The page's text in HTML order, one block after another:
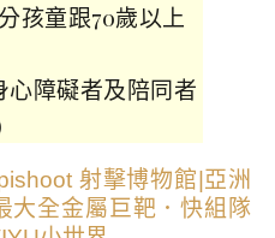
孩童跟70歲以上
心障礙者及陪同者